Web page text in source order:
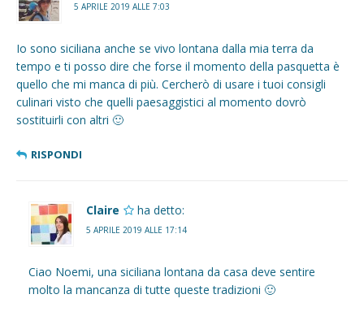
5 APRILE 2019 ALLE 7:03
Io sono siciliana anche se vivo lontana dalla mia terra da
tempo e ti posso dire che forse il momento della pasquetta è
quello che mi manca di più. Cercherò di usare i tuoi consigli
culinari visto che quelli paesaggistici al momento dovrò
sostituirli con altri 🙂
RISPONDI
Claire ha detto:
5 APRILE 2019 ALLE 17:14
Ciao Noemi, una siciliana lontana da casa deve sentire
molto la mancanza di tutte queste tradizioni 🙂